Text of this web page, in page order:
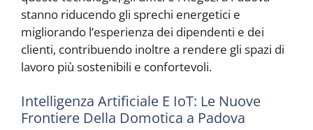
stanno riducendo gli sprechi energetici e
migliorando l’esperienza dei dipendenti e dei
clienti, contribuendo inoltre a rendere gli spazi di
lavoro più sostenibili e confortevoli.
Intelligenza Artificiale E IoT: Le Nuove
Frontiere Della Domotica a Padova